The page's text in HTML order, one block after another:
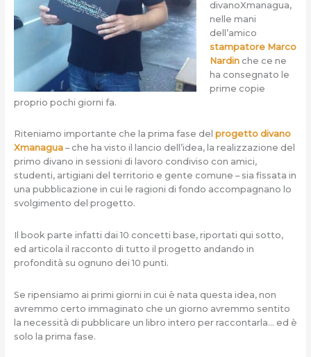
divanoXmanagua,
nelle mani
dell’amico
stampatore Marco
Nardinche ce ne
ha consegnato le
prime copie
proprio pochi giorni fa.
Riteniamo importante che la prima fase del progetto divano
Xmanagua– che ha visto il lancio dell’idea, la realizzazione del
primo divano in sessioni di lavoro condiviso con amici,
studenti, artigiani del territorio e gente comune – sia fissata in
una pubblicazione in cui le ragioni di fondo accompagnano lo
svolgimento del progetto.
Il book parte infatti dai 10 concetti base, riportati qui sotto,
ed articola il racconto di tutto il progetto andando in
profondità su ognuno dei 10 punti.
Se ripensiamo ai primi giorni in cui è nata questa idea, non
avremmo certo immaginato che un giorno avremmo sentito
la necessità di pubblicare un libro intero per raccontarla… ed è
solo la prima fase.